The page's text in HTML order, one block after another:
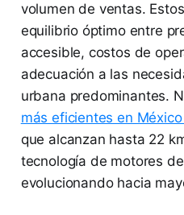
volumen de ventas.
equilibrio óptimo entre
accesible, costos de
adecuación a las
urbana predominantes.
más eficientes en
que alcanzan hasta 22
tecnología de motores
evolucionando hacia